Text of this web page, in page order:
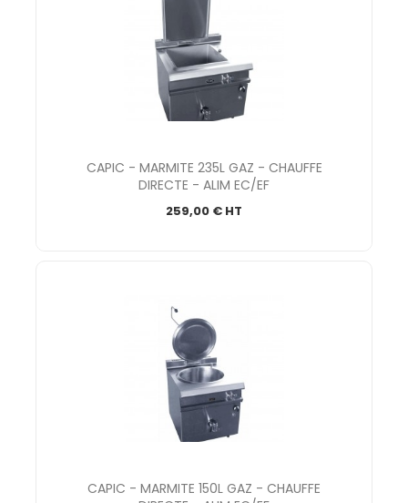
CAPIC - MARMITE 235L GAZ - CHAUFFE
DIRECTE - ALIM EC/EF
259,00 € HT
CAPIC - MARMITE 150L GAZ - CHAUFFE